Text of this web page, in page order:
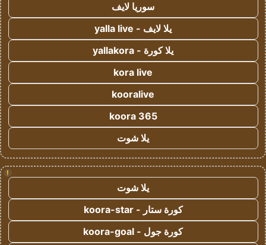
سوريا لايف
يلا لايف - yalla live
يلا كورة - yallakora
kora live
kooralive
koora 365
يلا شوت
!
يلا شوت
كورة ستار - koora-star
كورة جول - koora-goal